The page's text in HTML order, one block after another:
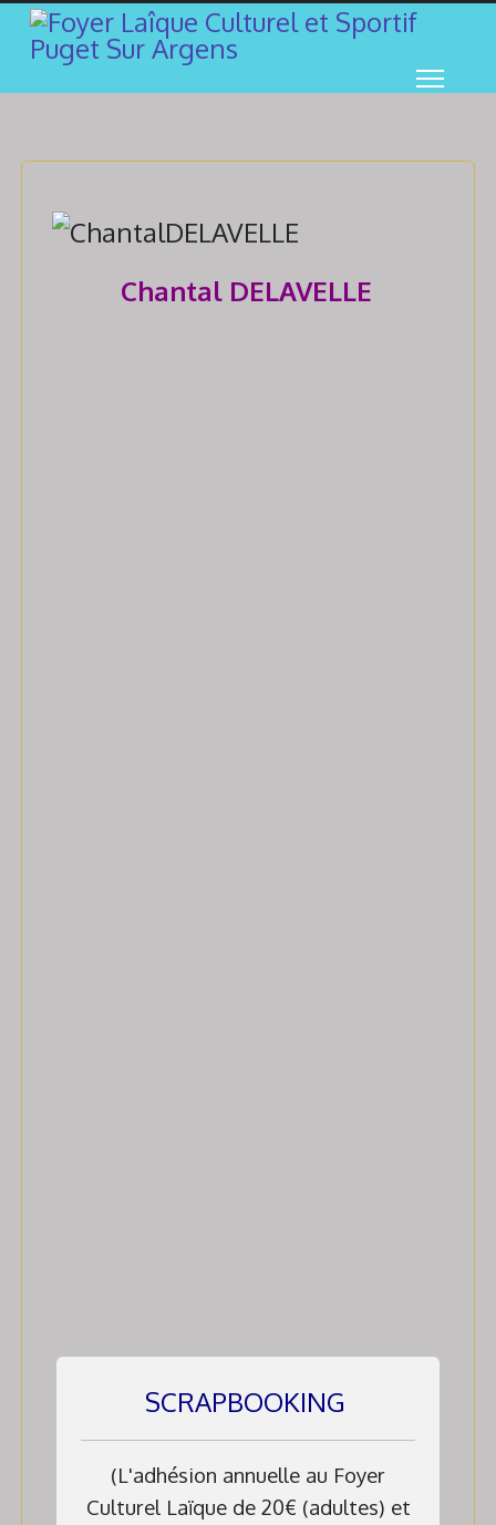
Chantal DELAVELLE
SCRAPBOOKING
(L'adhésion annuelle au Foyer
Culturel Laïque de 20€ (adultes) et